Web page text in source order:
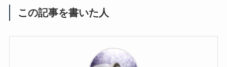
この記事を書いた人